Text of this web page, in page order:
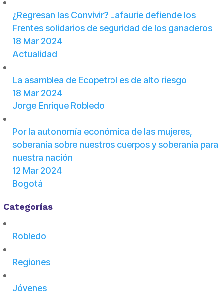
¿Regresan las Convivir? Lafaurie defiende los
Frentes solidarios de seguridad de los ganaderos
18 Mar 2024
Actualidad
La asamblea de Ecopetrol es de alto riesgo
18 Mar 2024
Jorge Enrique Robledo
Por la autonomía económica de las mujeres,
soberanía sobre nuestros cuerpos y soberanía para
nuestra nación
12 Mar 2024
Bogotá
Categorías
Robledo
Regiones
Jóvenes